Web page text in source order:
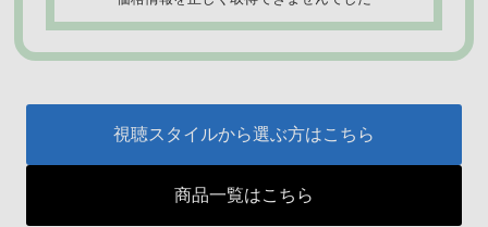
視聴スタイルから選ぶ方はこちら
商品一覧はこちら